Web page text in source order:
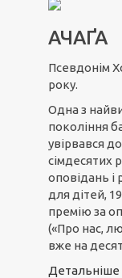
АЧАҐА
Псевдонім
року.
Одна з
покоління
увірвався
сімдесятих
оповідань і
для дітей,
премію за
(«Про нас,
вже на
Детальніше